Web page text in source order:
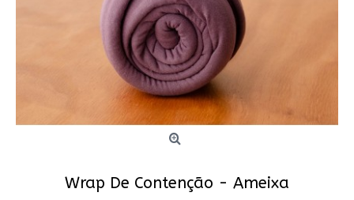
Wrap De Contenção - Ameixa